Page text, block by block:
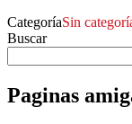
CategoríaSin
Buscar
Paginas